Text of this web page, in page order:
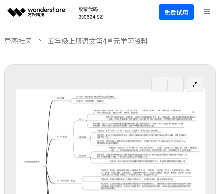
免费试用
导图社区 五年级上册语文第4单元学习资料